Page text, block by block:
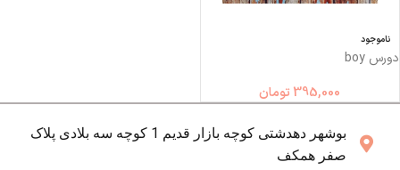
ناموجود
دورس boy
395,000 تومان
بوشهر دهدشتی کوچه بازار قدیم 1 کوچه سه بلادی پلاک
صفر همکف